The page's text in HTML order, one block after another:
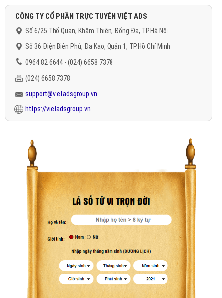
CÔNG TY CỔ PHẦN TRỰC TUYẾN VIỆT ADS
Số 6/25 Thổ Quan, Khâm Thiên, Đống Đa, TP.Hà Nội
Số 36 Điện Biên Phủ, Đa Kao, Quận 1, TP.Hồ Chí Minh
0964 82 6644 - (024) 6658 7378
(024) 6658 7378
support@vietadsgroup.vn
https://vietadsgroup.vn